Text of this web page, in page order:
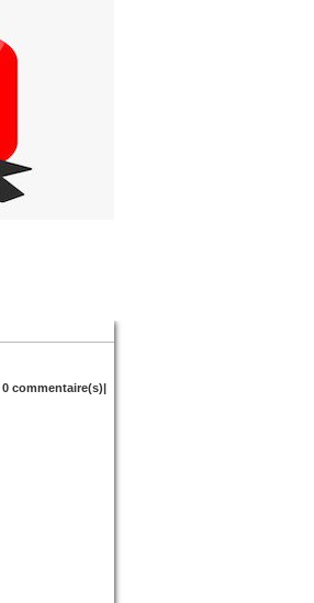
0 commentaire(s)|